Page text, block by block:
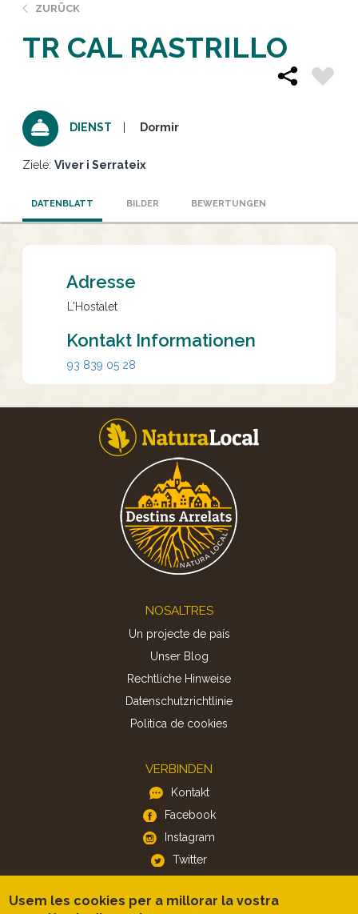
ZURÜCK
TR CAL RASTRILLO
DIENST Dormir
Ziele: Viver i Serrateix
DATENBLATT BILDER BEWERTUNGEN
Adresse
L'Hostalet
Kontakt Informationen
93 839 05 28
NOSALTRES
Un projecte de país
Unser Blog
Rechtliche Hinweise
Datenschutzrichtlinie
Politica de cookies
VERBINDEN
Kontakt
Facebook
Instagram
Twitter
APP
Usem les cookies per a millorar la vostra